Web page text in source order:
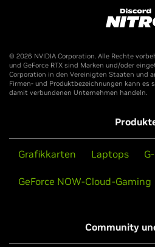
donde se comercializan Nitro y
Norte, Rusia, Bielorrusia, Sudán,
sin validez donde lo prohíba la
© 2026 NVIDIA Corporation. Alle Rechte
und GeForce RTX sind Marken und/oder
Corporation in den Vereinigten Staaten und
Firmen- und Produktbezeichnungen kann es
damit verbundenen Unternehmen handeln.
Grafikkarten Laptops
GeForce NOW-Cloud-Gaming
Community